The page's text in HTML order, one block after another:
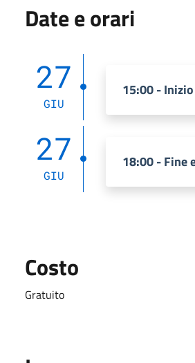
Date e orari
27
GIU
15:00 -
27
GIU
18:00 - Fine
Costo
Gratuito